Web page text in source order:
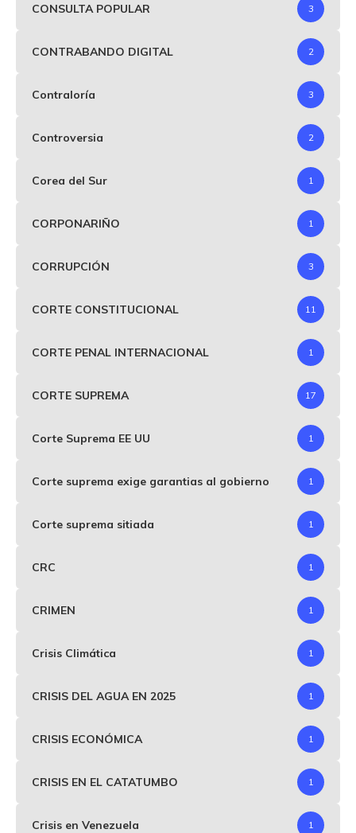
CONSULTA POPULAR 3
CONTRABANDO DIGITAL 2
Contraloría 3
Controversia 2
Corea del Sur 1
CORPONARIÑO 1
CORRUPCIÓN 3
CORTE CONSTITUCIONAL 11
CORTE PENAL INTERNACIONAL 1
CORTE SUPREMA 17
Corte Suprema EE UU 1
Corte suprema exige garantias al gobierno 1
Corte suprema sitiada 1
CRC 1
CRIMEN 1
Crisis Climática 1
CRISIS DEL AGUA EN 2025 1
CRISIS ECONÓMICA 1
CRISIS EN EL CATATUMBO 1
Crisis en Venezuela 1